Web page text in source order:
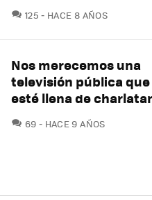
125 COMENTARIOS
HACE 8 AÑOS
Nos merecemos una
televisión pública
esté llena de
69 COMENTARIOS
HACE 9 AÑOS